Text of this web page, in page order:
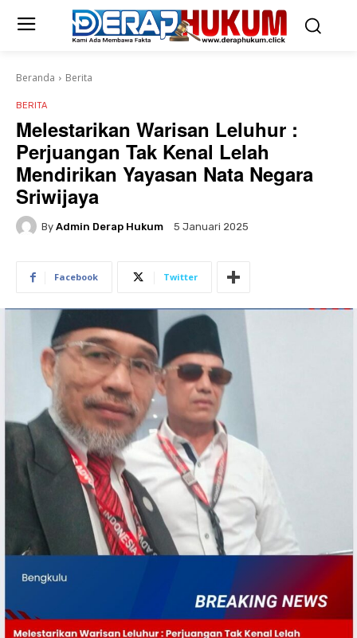
Beranda Berita
BERITA
Melestarikan Warisan Leluhur :
Perjuangan Tak Kenal Lelah
Mendirikan Yayasan Nata Negara
Sriwijaya
By Admin Derap Hukum 5 Januari 2025
Facebook Twitter